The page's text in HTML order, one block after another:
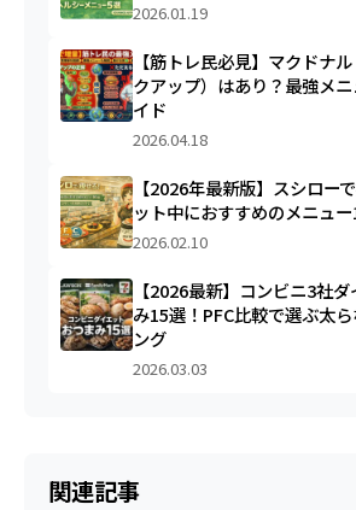
2026.01.19
【筋トレ民必見】マクドナ
クアップ）はあり？最強メ
イド
2026.04.18
【2026年最新版】スシロー
ット中におすすめのメニュ
2026.02.10
【2026最新】コンビニ3社
み15選！PFC比較で選ぶ太
ング
2026.03.03
関連記事